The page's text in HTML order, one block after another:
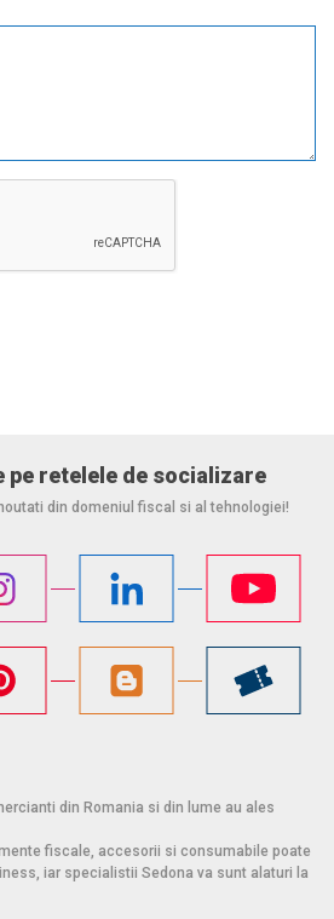
pe retelele de socializare
din domeniul fiscal si al tehnologiei!
din Romania si din lume au ales
fiscale, accesorii si consumabile poate
iar specialistii Sedona va sunt alaturi la